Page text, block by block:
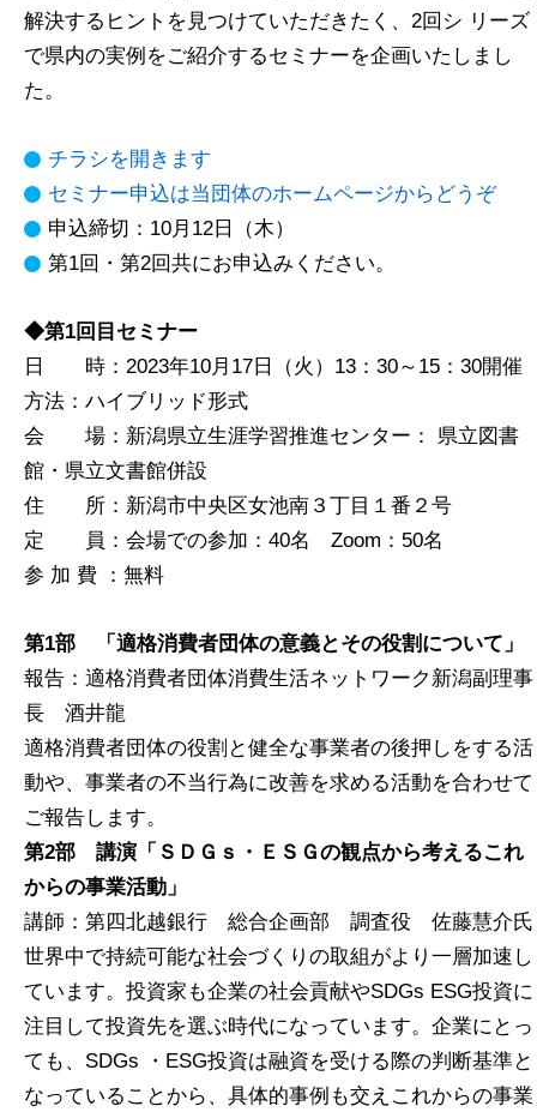
解決するヒントを見つけていただきたく、2回シ リーズ
で県内の実例をご紹介するセミナーを企画いたしまし
た。
チラシを開きます
セミナー申込は当団体のホームページからどうぞ
申込締切：10月12日（木）
第1回・第2回共にお申込みください。
◆第1回目セミナー
日 時：2023年10月17日（火）13：30～15：30開催
方法：ハイブリッド形式
会 場：新潟県立生涯学習推進センター： 県立図書
館・県立文書館併設
住 所：新潟市中央区女池南３丁目１番２号
定 員：会場での参加：40名 Zoom：50名
参 加 費 ：無料
第1部 「適格消費者団体の意義とその役割について」
報告：適格消費者団体消費生活ネットワーク新潟副理事
長 酒井龍
適格消費者団体の役割と健全な事業者の後押しをする活
動や、事業者の不当行為に改善を求める活動を合わせて
ご報告します。
第2部 講演「ＳＤＧｓ・ＥＳＧの観点から考えるこれ
からの事業活動」
講師：第四北越銀行 総合企画部 調査役 佐藤慧介氏
世界中で持続可能な社会づくりの取組がより一層加速し
ています。投資家も企業の社会貢献やSDGs ESG投資に
注目して投資先を選ぶ時代になっています。企業にとっ
ても、SDGs ・ESG投資は融資を受ける際の判断基準と
なっていることから、具体的事例も交えこれからの事業